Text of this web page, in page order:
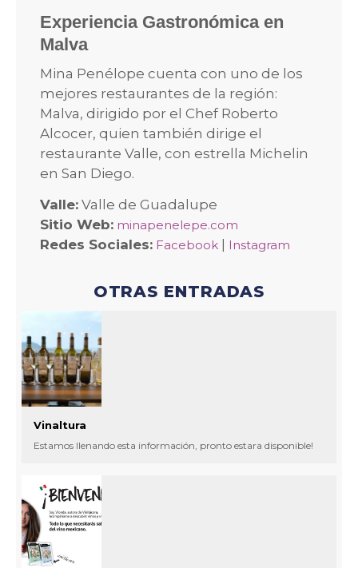
Experiencia Gastronómica en
Malva
Mina Penélope cuenta con uno de los
mejores restaurantes de la región:
Malva, dirigido por el Chef Roberto
Alcocer, quien también dirige el
restaurante Valle, con estrella Michelin
en San Diego.
Valle: Valle de Guadalupe
Sitio Web: minapenelepe.com
Redes Sociales: Facebook Instagram
OTRAS ENTRADAS
Vinaltura
Estamos llenando esta información, pronto estara disponible!